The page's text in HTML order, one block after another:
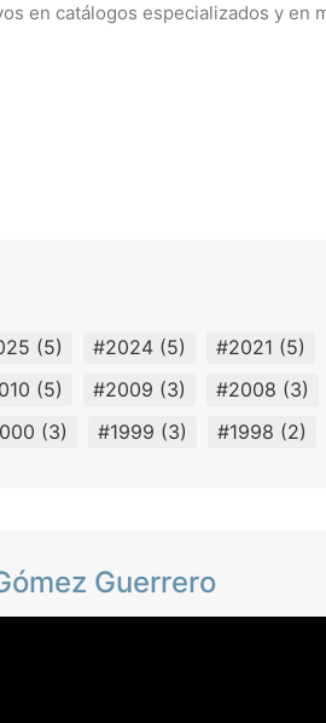
en catálogos especializados y en
(5) #2024 (5) #2021 (5)
(5) #2009 (3) #2008 (3)
(3) #1999 (3) #1998 (2)
Guerrero